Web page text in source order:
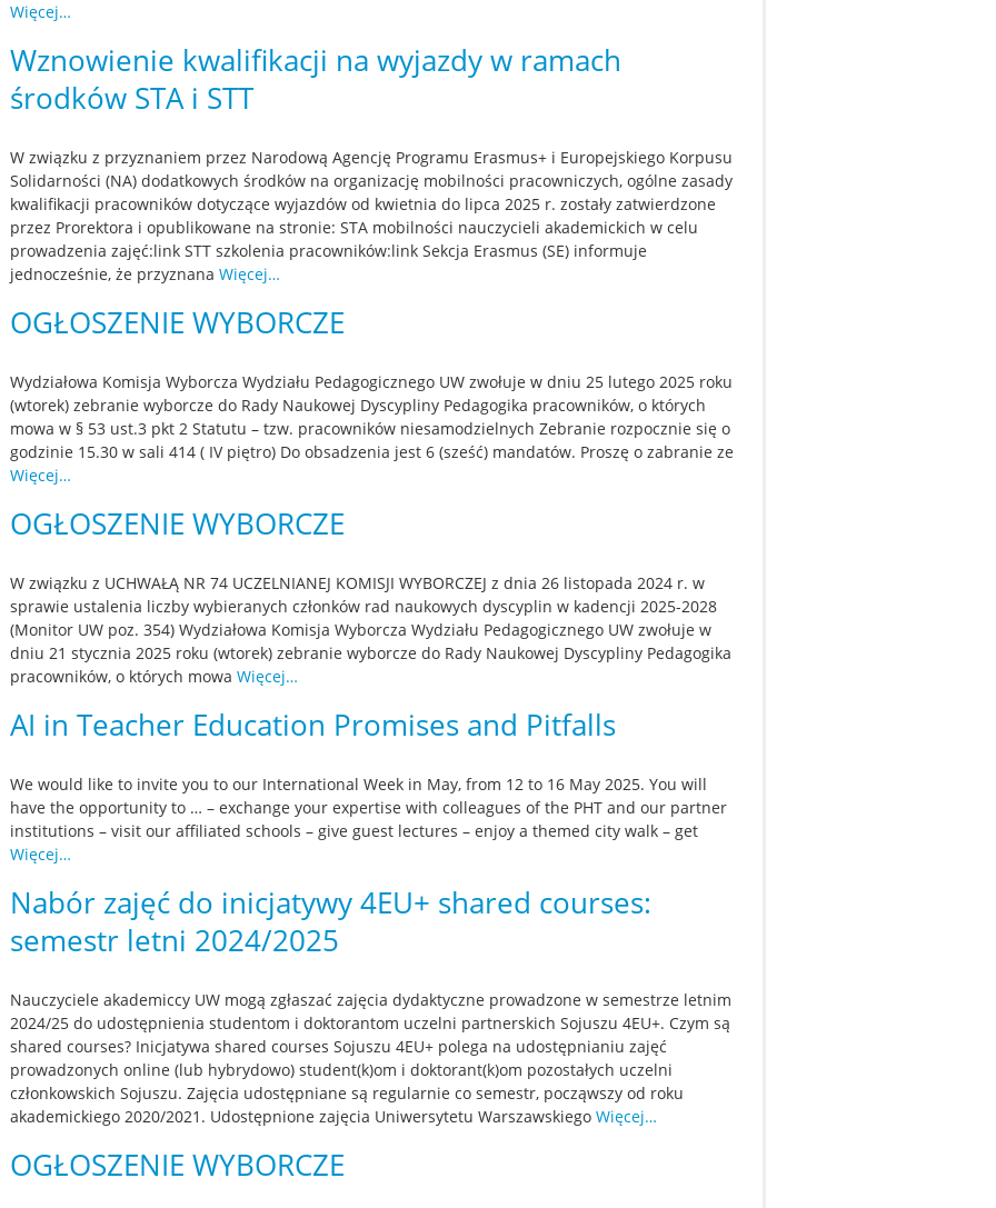
Więcej…
Wznowienie kwalifikacji na wyjazdy w ramach
środków STA i STT
W związku z przyznaniem przez Narodową Agencję Programu Erasmus+ i Europejskiego Korpusu
Solidarności (NA) dodatkowych środków na organizację mobilności pracowniczych, ogólne zasady
kwalifikacji pracowników dotyczące wyjazdów od kwietnia do lipca 2025 r. zostały zatwierdzone
przez Prorektora i opublikowane na stronie: STA mobilności nauczycieli akademickich w celu
prowadzenia zajęć:link STT szkolenia pracowników:link Sekcja Erasmus (SE) informuje
jednocześnie, że przyznanaWięcej…
OGŁOSZENIE WYBORCZE
Wydziałowa Komisja Wyborcza Wydziału Pedagogicznego UW zwołuje w dniu 25 lutego 2025 roku
(wtorek) zebranie wyborcze do Rady Naukowej Dyscypliny Pedagogika pracowników, o których
mowa w § 53 ust.3 pkt 2 Statutu – tzw. pracowników niesamodzielnych Zebranie rozpocznie się o
godzinie 15.30 w sali 414 ( IV piętro) Do obsadzenia jest 6 (sześć) mandatów. Proszę o zabranie ze
Więcej…
OGŁOSZENIE WYBORCZE
W związku z UCHWAŁĄ NR 74 UCZELNIANEJ KOMISJI WYBORCZEJ z dnia 26 listopada 2024 r. w
sprawie ustalenia liczby wybieranych członków rad naukowych dyscyplin w kadencji 2025-2028
(Monitor UW poz. 354) Wydziałowa Komisja Wyborcza Wydziału Pedagogicznego UW zwołuje w
dniu 21 stycznia 2025 roku (wtorek) zebranie wyborcze do Rady Naukowej Dyscypliny Pedagogika
pracowników, o których mowaWięcej…
AI in Teacher Education Promises and Pitfalls
We would like to invite you to our International Week in May, from 12 to 16 May 2025. You will
have the opportunity to … – exchange your expertise with colleagues of the PHT and our partner
institutions – visit our affiliated schools – give guest lectures – enjoy a themed city walk – get
Więcej…
Nabór zajęć do inicjatywy 4EU+ shared courses:
semestr letni 2024/2025
Nauczyciele akademiccy UW mogą zgłaszać zajęcia dydaktyczne prowadzone w semestrze letnim
2024/25 do udostępnienia studentom i doktorantom uczelni partnerskich Sojuszu 4EU+. Czym są
shared courses? Inicjatywa shared courses Sojuszu 4EU+ polega na udostępnianiu zajęć
prowadzonych online (lub hybrydowo) student(k)om i doktorant(k)om pozostałych uczelni
członkowskich Sojuszu. Zajęcia udostępniane są regularnie co semestr, począwszy od roku
akademickiego 2020/2021. Udostępnione zajęcia Uniwersytetu WarszawskiegoWięcej…
OGŁOSZENIE WYBORCZE